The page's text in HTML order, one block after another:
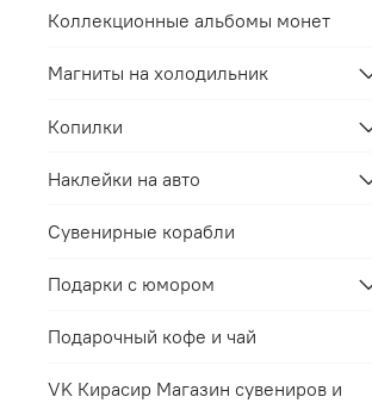
Коллекционные альбомы монет
Магниты на холодильник
Копилки
Наклейки на авто
Сувенирные корабли
Подарки с юмором
Подарочный кофе и чай
VK Кирасир Магазин сувениров и